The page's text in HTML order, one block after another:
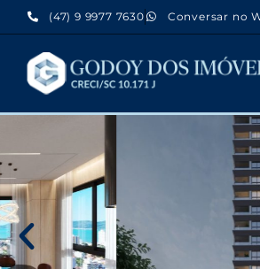
(47) 9 9977 7630 Conversar no